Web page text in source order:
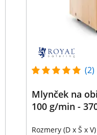
(2)
Mlynček na
100 g/min -
Rozmery (D x Š x V)